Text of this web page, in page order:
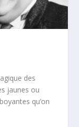
des
jaunes ou
qu’on